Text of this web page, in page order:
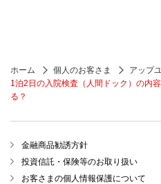
ホーム 個人のお客さま アップ
1泊2日の入院検査（人間ドック）の内
る？
金融商品勧誘方針
投資信託・保険等のお取り扱い
お客さまの個人情報保護について